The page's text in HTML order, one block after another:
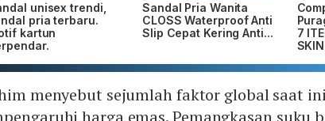
unisex trendi,
pria terbaru.
kartun
Sandal Pria Wanita
CLOSS Waterproof Anti
Slip Cepat Kering Anti...
7
menyebut sejumlah faktor global saat